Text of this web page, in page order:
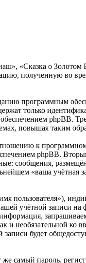
«Сказка о
полученную во
программным
только
phpBB.
повышая таким
к
phpBB.
сообщения,
«ваша учётная
пользователя»),
учётной записи на
и необязательной ко
будет
самый пароль,